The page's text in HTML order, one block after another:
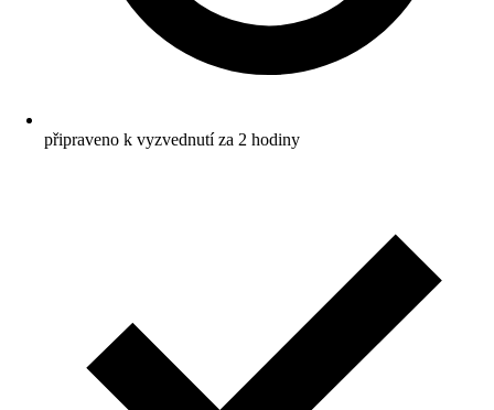
připraveno k vyzvednutí za 2 hodiny